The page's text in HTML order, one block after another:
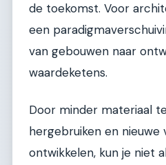
de toekomst. Voor
een
van gebouwen naar
waardeketens.
Door minder materiaal
hergebruiken en
ontwikkelen, kun je niet